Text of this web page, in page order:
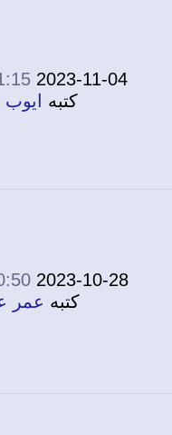
2023-11-04
01:15 AM
كتبهايوب نصر
2023-10-28
10:50 PM
كتبهعمر عادل